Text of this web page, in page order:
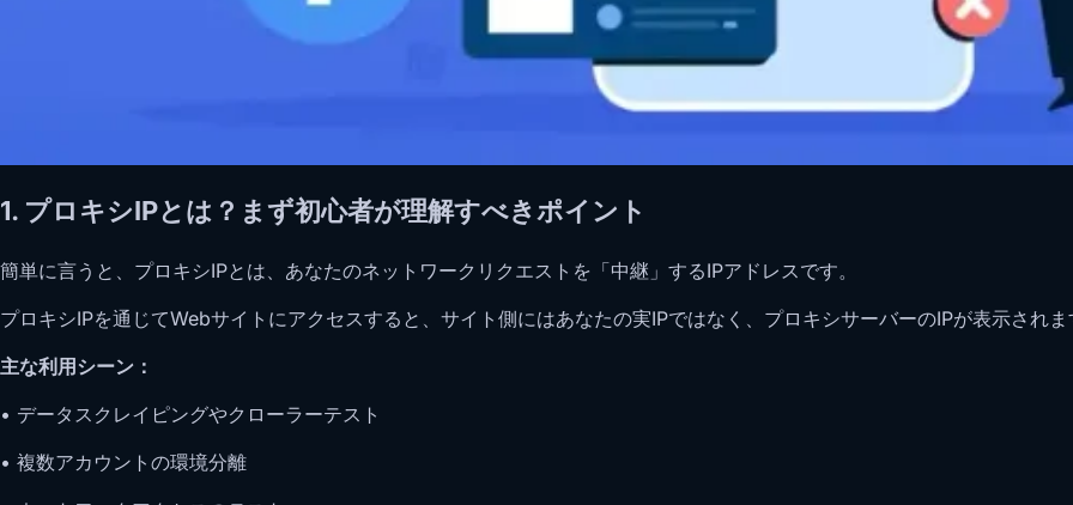
1. プロキシIPとは？まず初心者が理解すべきポイント
簡単に言うと、プロキシIPとは、あなたのネットワークリクエストを「中継」するIPアドレスです。
プロキシIPを通じてWebサイトにアクセスすると、サイト側にはあなたの実IPではなく、プロキシサーバーのIPが表示されま
主な利用シーン：
• データスクレイピングやクローラーテスト
• 複数アカウントの環境分離